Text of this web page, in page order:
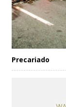
Precariado